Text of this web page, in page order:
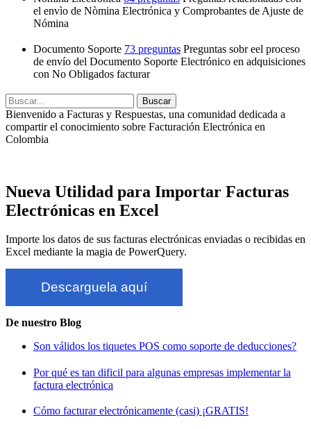
el envìo de Nòmina Electrónica y Comprobantes de Ajuste de
Nómina
Documento Soporte 73 preguntas Preguntas sobr eel proceso
de envío del Documento Soporte Electrónico en adquisiciones
con No Obligados facturar
Bienvenido a Facturas y Respuestas, una comunidad dedicada a
compartir el conocimiento sobre Facturación Electrónica en
Colombia
Nueva Utilidad para Importar Facturas
Electrónicas en Excel
Importe los datos de sus facturas electrónicas enviadas o recibidas en
Excel mediante la magia de PowerQuery.
Descarguela aquí
De nuestro Blog
Son válidos los tiquetes POS como soporte de deducciones?
Por qué es tan dificil para algunas empresas implementar la
factura electrónica
Cómo facturar electrónicamente (casi) ¡GRATIS!